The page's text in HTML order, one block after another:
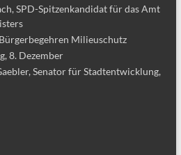
SPD-Spitzenkandidat für das Amt
Milieuschutz
8. Dezember
Senator für Stadtentwicklung,